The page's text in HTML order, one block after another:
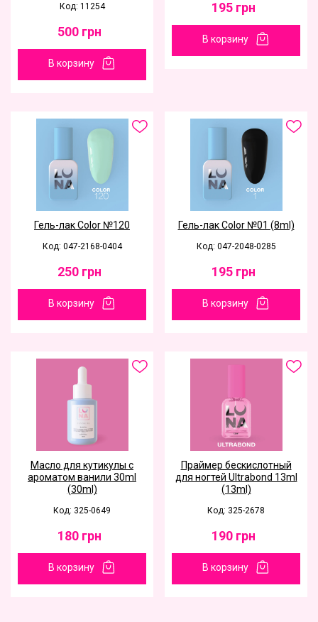
Код: 11254
500 грн
В корзину
195 грн
В корзину
Гель-лак Color №120
Код: 047-2168-0404
250 грн
В корзину
Гель-лак Color №01 (8ml)
Код: 047-2048-0285
195 грн
В корзину
Масло для кутикулы с
ароматом ванили 30ml
(30ml)
Код: 325-0649
180 грн
В корзину
Праймер бескислотный
для ногтей Ultrabond 13ml
(13ml)
Код: 325-2678
190 грн
В корзину